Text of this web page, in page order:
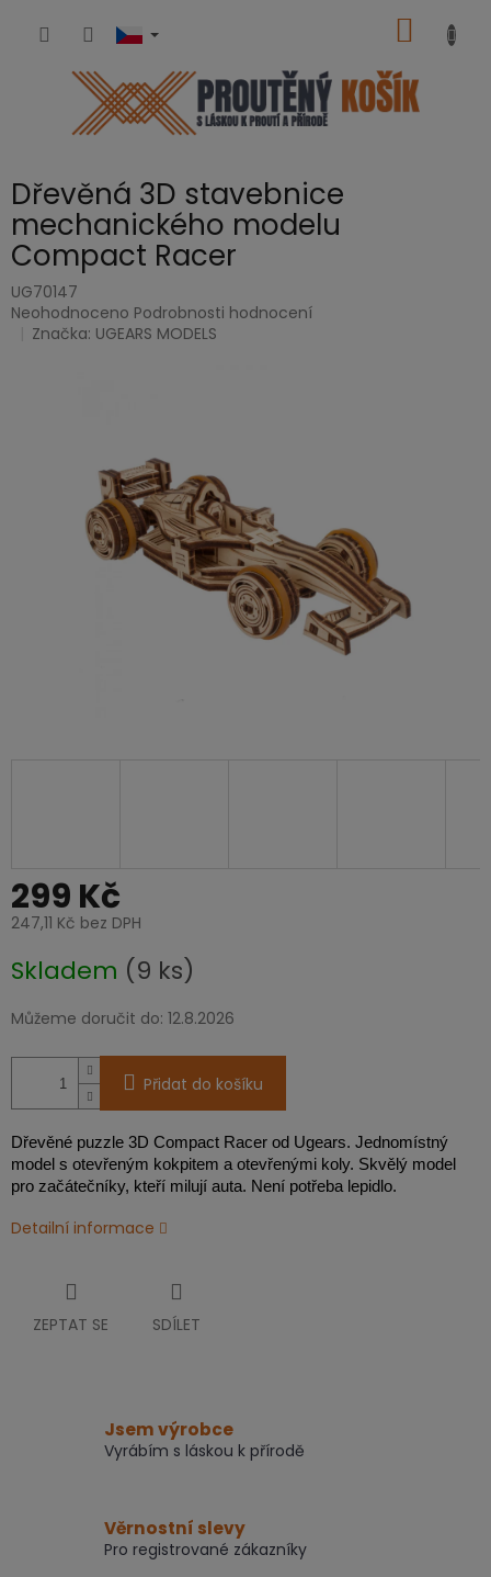
KOŠÍK
Dřevěná 3D stavebnice
mechanického modelu
Compact Racer
UG70147
Průměrné
hodnocení
Neohodnoceno Podrobnosti hodnocení
Značka: UGEARS MODELS
299 Kč
247,11 Kč bez DPH
cena:
Skladem (9 ks)
Můžeme doručit do: 12.8.2026
Přidat do košíku
Dřevěné puzzle 3D Compact Racer od Ugears. Jednomístný
model s otevřeným kokpitem a otevřenými koly. Skvělý model
pro začátečníky, kteří milují auta. Není potřeba lepidlo.
Detailní informace
ZEPTAT SE SDÍLET
Jsem výrobce
Vyrábím s láskou k přírodě
Věrnostní slevy
Pro registrované zákazníky